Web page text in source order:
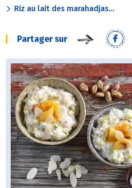
Riz au lait des marahadjas...
Partager sur